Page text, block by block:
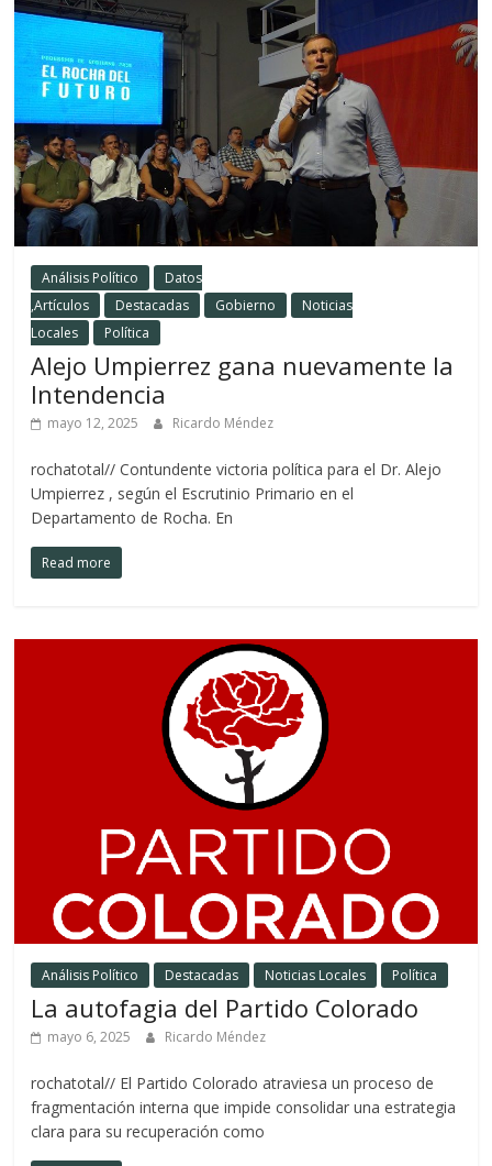
Análisis Político
Datos
,Artículos
Destacadas Gobierno
Noticias
Locales
Política
Alejo Umpierrez gana nuevamente la
Intendencia
mayo 12, 2025 Ricardo Méndez
rochatotal// Contundente victoria política para el Dr. Alejo
Umpierrez , según el Escrutinio Primario en el
Departamento de Rocha. En
Read more
Análisis Político Destacadas Noticias Locales Política
La autofagia del Partido Colorado
mayo 6, 2025 Ricardo Méndez
rochatotal// El Partido Colorado atraviesa un proceso de
fragmentación interna que impide consolidar una estrategia
clara para su recuperación como